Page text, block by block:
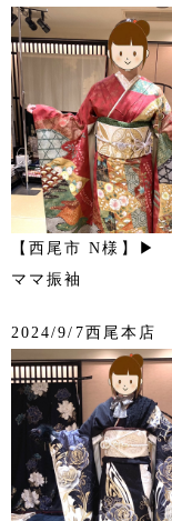
【西尾市 N様】▶
ママ振袖
2024/9/7西尾本店